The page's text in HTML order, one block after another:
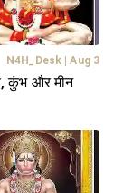
N4H_Desk Aug 3
कुंभ और मीन